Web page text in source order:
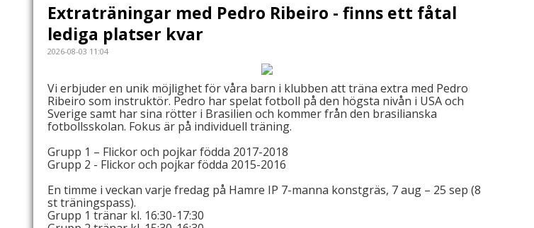
Extraträningar med Pedro Ribeiro - finns ett fåtal
lediga platser kvar
2026-08-03 11:04
Vi erbjuder en unik möjlighet för våra barn i klubben att träna extra med Pedro
Ribeiro som instruktör. Pedro har spelat fotboll på den högsta nivån i USA och
Sverige samt har sina rötter i Brasilien och kommer från den brasilianska
fotbollsskolan. Fokus är på individuell träning.
Grupp 1 – Flickor och pojkar födda 2017-2018
Grupp 2 - Flickor och pojkar födda 2015-2016
En timme i veckan varje fredag på Hamre IP 7-manna konstgräs, 7 aug – 25 sep (8
st träningspass).
Grupp 1 tränar kl. 16:30-17:30